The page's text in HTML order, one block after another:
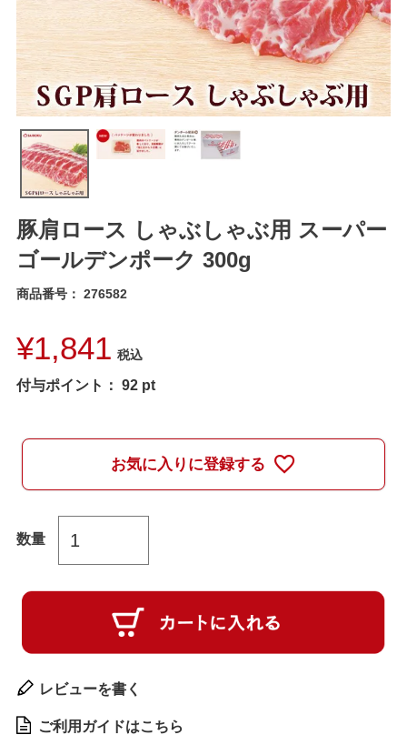
豚肩ロース しゃぶしゃぶ用 スーパー
ゴールデンポーク 300g
商品番号 276582
¥1,841 税込
付与ポイント： 92 pt
お気に入りに登録する
レビューを書く
ご利用ガイドはこちら